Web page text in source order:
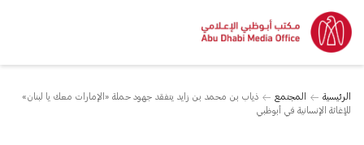
الرئيسية المجتمع
ذياب بن محمد بن زايد يتفقد جهود حملة «الإمارات معك يا لبنان»
للإغاثة الإنسانية في أبوظبي